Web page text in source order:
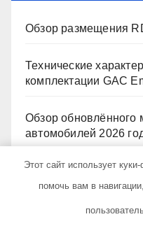
Обзор размещения
Технические
комплектации GAC
Обзор обновлённого
автомобилей 2026
Запчасти для
справочная база по
Этот сайт использует
помочь вам в